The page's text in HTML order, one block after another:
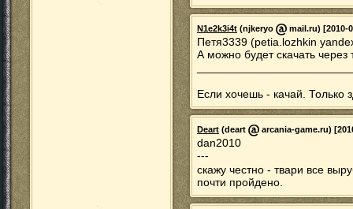
N1e2k3i4t (njkeryo mail.ru) [2010-
Петя3339 (petia.lozhkin
А можно будет скачать
Если хочешь - качай. Только
Deart (deart arcania-game.ru)
dan2010
---
скажу честно - твари все
почти пройдено.